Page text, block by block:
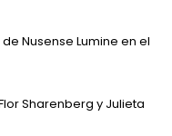
Nusense Lumine en el
Sharenberg y Julieta